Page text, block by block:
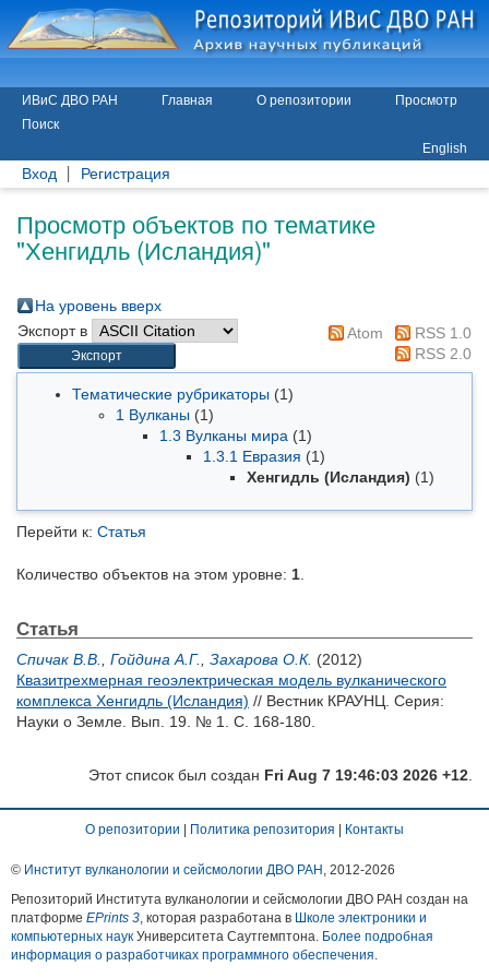
ИВиС ДВО РАН Главная О репозитории
Просмотр
Поиск
English
Вход Регистрация
Просмотр объектов по тематике
"Хенгидль (Исландия)"
На уровень вверх
Экспорт в
Atom
RSS 1.0
RSS 2.0
Тематические рубрикаторы (1)
1 Вулканы (1)
1.3 Вулканы мира (1)
1.3.1 Евразия (1)
Хенгидль (Исландия) (1)
Перейти к: Статья
Количество объектов на этом уровне: 1
Статья
Спичак В.В. Гойдина А.Г. Захарова О.К. (2012)
Квазитрехмерная геоэлектрическая модель вулканического
комплекса Хенгидль (Исландия) // Вестник КРАУНЦ. Серия:
Науки о Земле. Вып. 19. № 1. С. 168-180.
Этот список был создан Fri Aug 7 19:46:03 2026 +12
О репозитории Политика репозитория Контакты
© Институт вулканологии и сейсмологии ДВО РАН , 2012-2026
Репозиторий Института вулканологии и сейсмологии ДВО РАН создан на
платформе EPrints 3, которая разработана в Школе электроники и
компьютерных наук Университета Саутгемптона. Более подробная
информация о разработчиках программного обеспечения.